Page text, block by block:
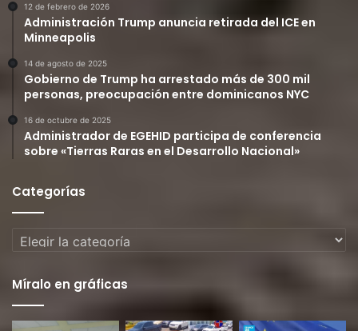
12 de febrero de 2026
Administración Trump anuncia retirada del ICE en
Minneapolis
14 de agosto de 2025
Gobierno de Trump ha arrestado más de 300 mil
personas, preocupación entre dominicanos NYC
16 de octubre de 2025
Administrador de EGEHID participa de conferencia
sobre «Tierras Raras en el Desarrollo Nacional»
Categorías
Categorías
Míralo en gráficas